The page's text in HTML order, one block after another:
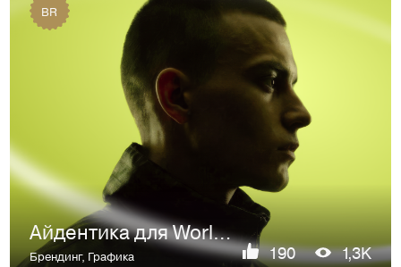
BR
Айдентика для World of Escapes: Агрегатор квестов в США
Брендинг, Графика 190 1,3K